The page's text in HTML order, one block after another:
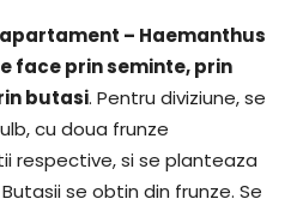
– Haemanthus
face prin seminte, prin
butasi. Pentru diviziune, se
cu doua frunze
respective, si se planteaza
se obtin din frunze. Se